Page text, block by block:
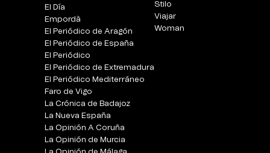
El Día
Empordà
El Periódico de Aragón
El Periódico de España
El Periódico
El Periódico de Extremadura
El Periódico Mediterráneo
Faro de Vigo
La Crónica de Badajoz
La Nueva España
La Opinión A Coruña
La Opinión de Murcia
Stilo
Viajar
Woman